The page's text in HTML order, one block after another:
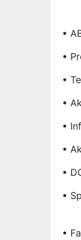
•
•
•
•
•
•
•
•
•